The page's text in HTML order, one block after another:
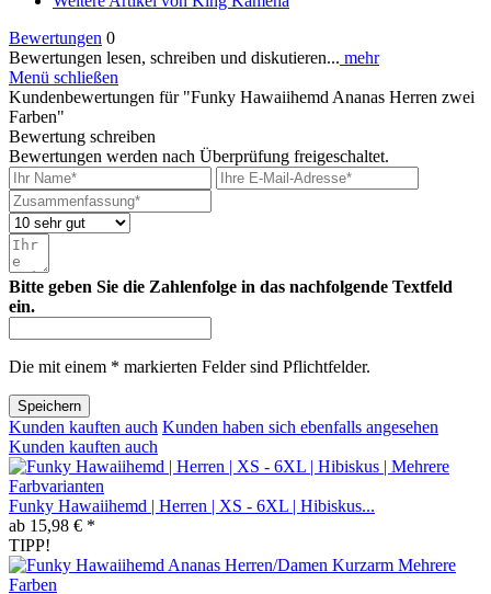
Bewertungen 0
Bewertungen lesen, schreiben und diskutieren... mehr
Menü schließen
Kundenbewertungen für "Funky Hawaiihemd Ananas Herren zwei
Farben"
Bewertung schreiben
Bewertungen werden nach Überprüfung freigeschaltet.
Bitte geben Sie die Zahlenfolge in das nachfolgende Textfeld
ein.
Die mit einem * markierten Felder sind Pflichtfelder.
Speichern
Kunden kauften auch Kunden haben sich ebenfalls angesehen
Kunden kauften auch
Funky Hawaiihemd | Herren | XS - 6XL | Hibiskus...
ab 15,98 € *
TIPP!